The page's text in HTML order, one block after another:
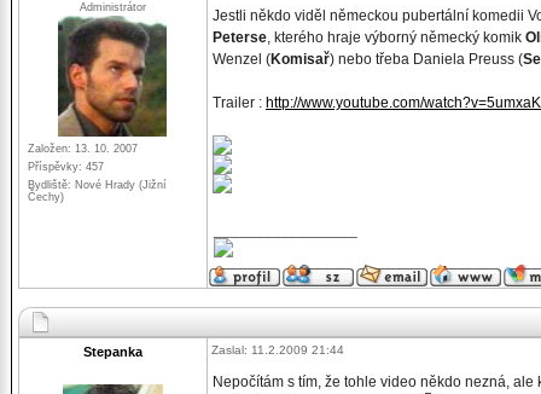
Administrátor
Založen: 13. 10. 2007
Příspěvky: 457
Bydliště: Nové Hrady (Jižní
Čechy)
Jestli někdo viděl německou pubertální komedii
Peterse, kterého hraje výborný německý komik
Wenzel (Komisař) nebo třeba Daniela Preuss (
Trailer : http://www.youtube.com/
Stepanka Zaslal: 11.2.2009 21:44
Nepočítám s tím, že tohle video někdo nezná,